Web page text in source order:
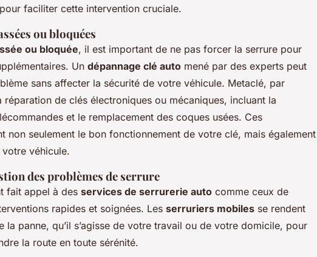
faciliter cette intervention cruciale.
ou bloquées
ou bloquée, il est important de ne pas forcer la serrure pour
Un dépannage clé auto mené par des experts peut
sans affecter la sécurité de votre véhicule. Metaclé, par
de clés électroniques ou mécaniques, incluant la
et le remplacement des coques usées. Ces
non seulement le bon fonctionnement de votre clé, mais également
véhicule.
des problèmes de serrure
fait appel à des services de serrurerie auto comme ceux de
rapides et soignées. Les serruriers mobiles se rendent
la panne, qu’il s’agisse de votre travail ou de votre domicile, pour
la route en toute sérénité.